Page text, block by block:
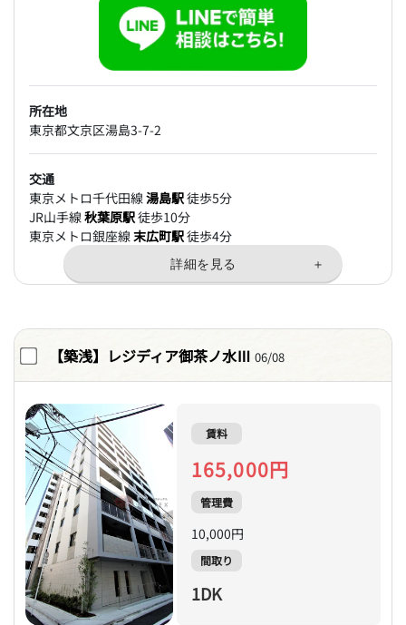
所在地
東京都文京区湯島3-7-2
交通
東京メトロ千代田線湯島駅徒歩5分
JR山手線秋葉原駅徒歩10分
東京メトロ銀座線末広町駅徒歩4分
【築浅】レジディア御茶ノ水Ⅲ 06/08
賃料
165,000円
管理費
10,000円
間取り
1DK